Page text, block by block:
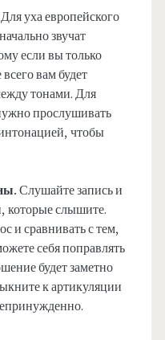
Для уха европейского
звучат
если вы только
вам будет
тонами. Для
прослушивать
чтобы
Слушайте запись и
которые слышите.
и сравнивать с тем,
себя поправлять
будет заметно
к артикуляции